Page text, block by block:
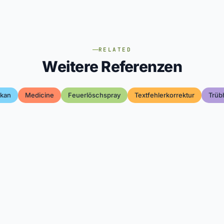
RELATED
Weitere Referenzen
Medicine Feuerlöschspray Textfehlerkorrektur